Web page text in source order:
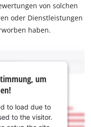
von solchen
oder Dienstleistungen
haben.
um
to load due to
to the visitor.